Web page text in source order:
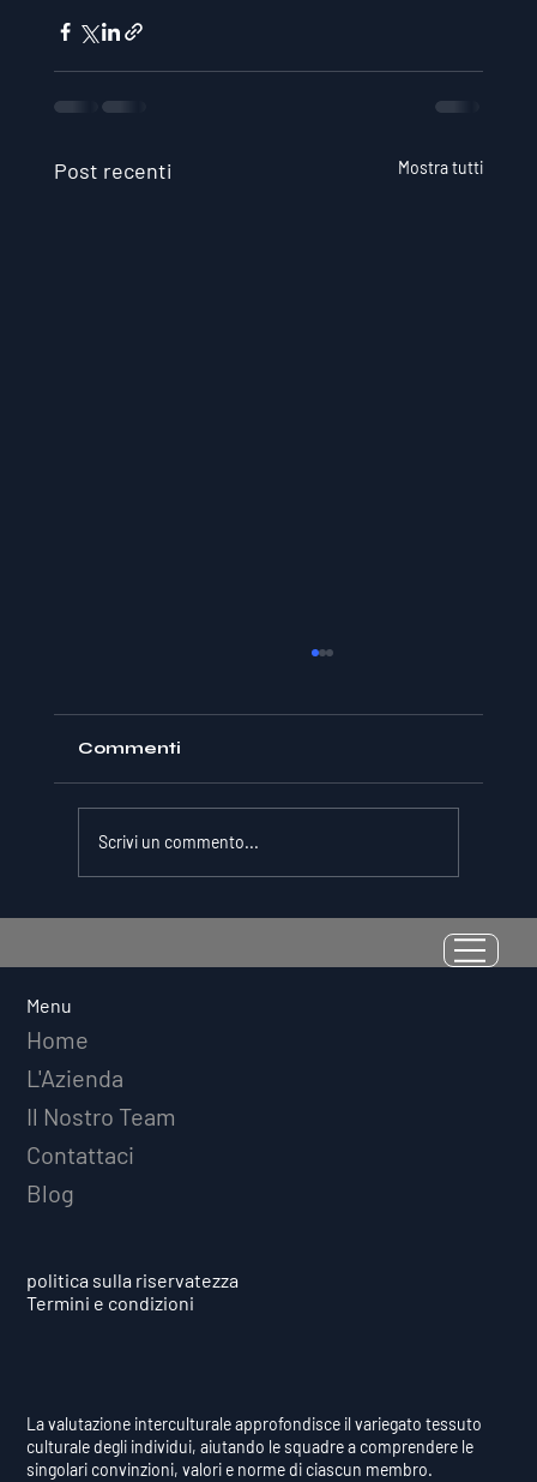
Post recenti Mostra tutti
Misurabile: Perché il Quoziente di
Commenti
Scrivi un commento...
Menu
Home
L'Azienda
Il Nostro Team
Contattaci
Blog
politica sulla riservatezza
Termini e condizioni
La valutazione interculturale approfondisce il variegato tessuto
culturale degli individui, aiutando le squadre a comprendere le
singolari convinzioni, valori e norme di ciascun membro.